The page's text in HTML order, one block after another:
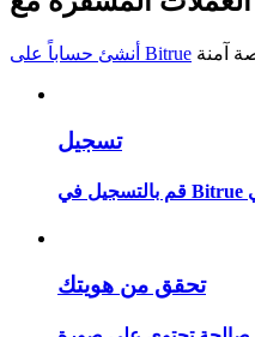
وعمولات نسخ التداول
أنشئ حساباً على Bitrue
تسجيل
تحقق من هويتك